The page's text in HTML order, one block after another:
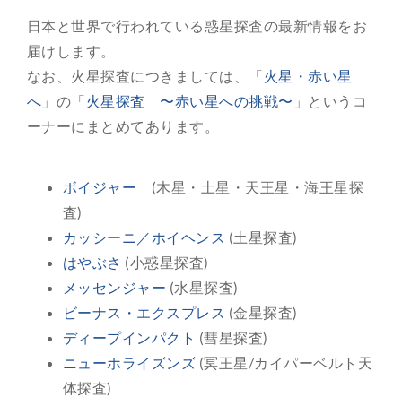
日本と世界で行われている惑星探査の最新情報をお
届けします。
なお、火星探査につきましては、「火星・赤い星
へ 」の「火星探査 〜赤い星への挑戦〜 」というコ
ーナーにまとめてあります。
ボイジャー (木星・土星・天王星・海王星探
査)
カッシーニ／ホイヘンス (土星探査)
はやぶさ (小惑星探査)
メッセンジャー (水星探査)
ビーナス・エクスプレス (金星探査)
ディープインパクト (彗星探査)
ニューホライズンズ (冥王星/カイパーベルト天
体探査)